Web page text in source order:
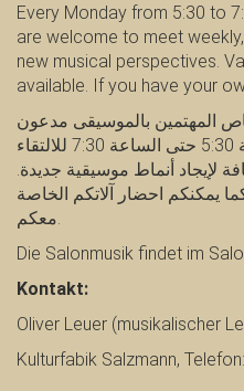
Every Monday from 5:30 to
are welcome to meet
new musical perspectives.
available. If you have your
المهتمين بالموسيقى مدعون
أسبوعياً يوم الإثنين من الساعة 5:30 حتى الساعة 7:30 للالتقاء
لإيجاد أنماط موسيقية جديدة.
يمكنكم احضار آلاتكم الخاصة
معكم.
Die Salonmusik findet im
Kontakt:
Oliver Leuer (musikalischer
Kulturfabik Salzmann,